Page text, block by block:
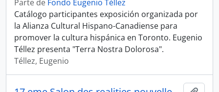
Parte de Fondo Eugenio Téllez
Catálogo participantes exposición organizada por
la Alianza Cultural Hispano-Canadiense para
promover la cultura hispánica en Toronto. Eugenio
Téllez presenta "Terra Nostra Dolorosa".
Téllez, Eugenio